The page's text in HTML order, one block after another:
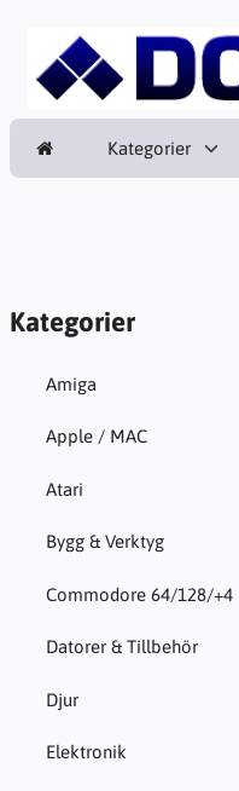
Kategorier
Kategorier
Amiga
Apple / MAC
Atari
Bygg & Verktyg
Commodore 64/128/+4
Datorer & Tillbehör
Djur
Elektronik